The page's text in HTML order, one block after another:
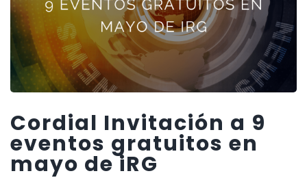
Cordial Invitación a 9
eventos gratuitos en
mayo de iRG